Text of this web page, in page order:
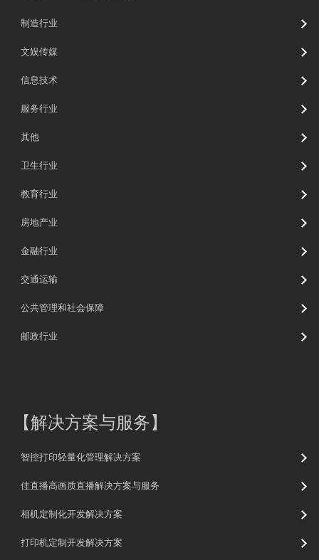
制造行业
文娱传媒
信息技术
服务行业
其他
卫生行业
教育行业
房地产业
金融行业
交通运输
公共管理和社会保障
邮政行业
【解决方案与服务】
智控打印轻量化管理解决方案
佳直播高画质直播解决方案与服务
相机定制化开发解决方案
打印机定制开发解决方案